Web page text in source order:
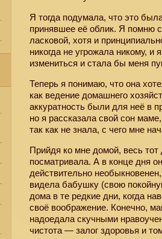
Я тогда подумала, что это
принявшее её облик. Я помню
ласковой, хотя и
никогда не угрожала никому, и
измениться и стала бы меня
Теперь я понимаю, что она
как ведение домашнего
аккуратность были для неё в
но я рассказала свой сон
так как не знала, с чего мне
Прийдя ко мне домой, весь
посматривала. А в конце дня
действительно
видела бабушку (свою
дома в те редкие дни, когда
своё воображение. Конечно,
надоедала скучными
чистота — залог здоровья и